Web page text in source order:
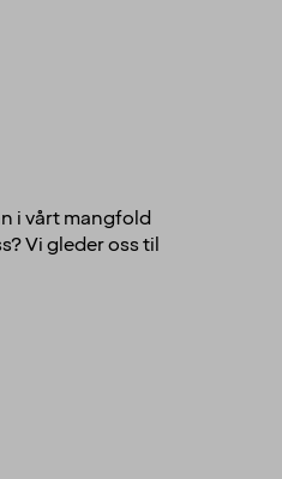
i vårt mangfold
Vi gleder oss til